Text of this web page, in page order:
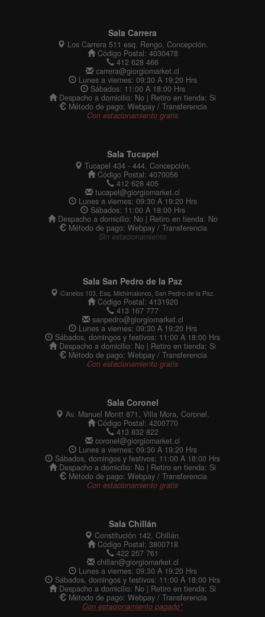
Sala Carrera
Los Carrera 511 esq. Rengo, Concepción.
Código Postal: 4030478
412 628 466
carrera@giorgiomarket.cl
Lunes a viernes: 09:30 A 19:20 Hrs
Sábados: 11:00 A 18:00 Hrs
Despacho a domicilio: No | Retiro en tienda: Si
Método de pago: Webpay / Transferencia
Con estacionamiento gratis
Sala Tucapel
Tucapel 434 - 444, Concepción.
Código Postal: 4070056
412 628 405
tucapel@giorgiomarket.cl
Lunes a viernes: 09:30 A 19:20 Hrs
Sábados: 11:00 A 18:00 Hrs
Despacho a domicilio: No | Retiro en tienda: No
Método de pago: Webpay / Transferencia
Sin estacionamiento
Sala San Pedro de la Paz
Canelos 103, Esq. Michimalonco, San Pedro de la Paz.
Código Postal: 4131920
413 167 777
sanpedro@giorgiomarket.cl
Lunes a viernes: 09:30 A 19:20 Hrs
Sábados, domingos y festivos: 11:00 A 18:00 Hrs
Despacho a domicilio: No | Retiro en tienda: Si
Método de pago: Webpay / Transferencia
Con estacionamiento gratis
Sala Coronel
Av. Manuel Montt 871, Villa Mora, Coronel.
Código Postal: 4200770
413 832 822
coronel@giorgiomarket.cl
Lunes a viernes: 09:30 A 19:20 Hrs
Sábados, domingos y festivos: 11:00 A 18:00 Hrs
Despacho a domicilio: No | Retiro en tienda: Si
Método de pago: Webpay / Transferencia
Con estacionamiento gratis
Sala Chillán
Constitución 142, Chillán.
Código Postal: 3800718
422 257 761
chillan@giorgiomarket.cl
Lunes a viernes: 09:30 A 19:20 Hrs
Sábados, domingos y festivos: 11:00 A 18:00 Hrs
Despacho a domicilio: No | Retiro en tienda: Si
Método de pago: Webpay / Transferencia
Con estacionamiento pagado*